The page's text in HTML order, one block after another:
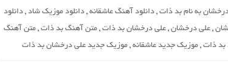
به نام بد ذات ,دانلود آهنگ عاشقانه ,دانلود موزیک شاد ,دانلود
, علی درخشان, علی درخشان بد ذات, متن آهنگ بد ذات, متن آهنگ
بد ذات ,موزیک جدید عاشقانه ,موزیک جدید علی درخشان بد ذات